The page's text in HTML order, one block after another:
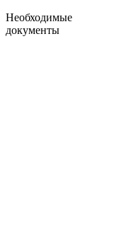
Необходимые
документы